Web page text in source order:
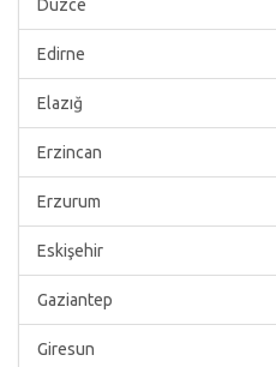
Düzce
Edirne
Elazığ
Erzincan
Erzurum
Eskişehir
Gaziantep
Giresun